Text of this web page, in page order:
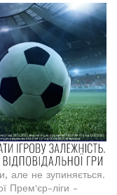
але не зупиняється.
Прем'єр-ліги -